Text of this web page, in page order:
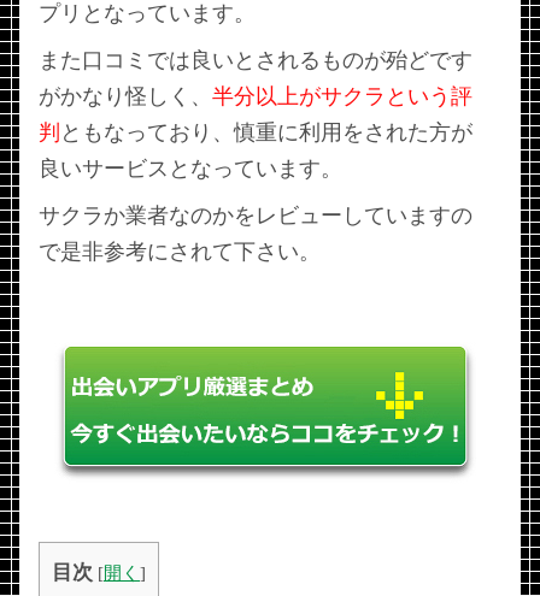
プリとなっています。
また口コミでは良いとされるものが殆どです
がかなり怪しく、 半分以上がサクラという評
判 ともなっており、慎重に利用をされた方が
良いサービスとなっています。
サクラか業者なのかをレビューしていますの
で是非参考にされて下さい。
目次 [開く ]